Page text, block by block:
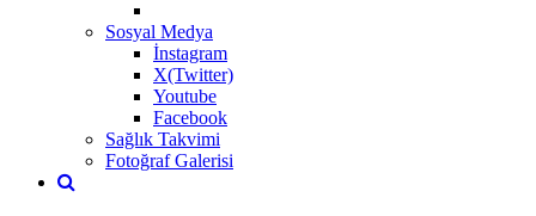
Sosyal Medya
İnstagram
X(Twitter)
Youtube
Facebook
Sağlık Takvimi
Fotoğraf Galerisi